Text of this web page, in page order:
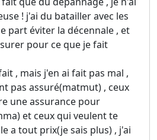
! j'ai du batailler avec les
part éviter la décennale , et
pour ce que je fait
, mais j'en ai fait pas mal ,
pas assuré(matmut) , ceux
une assurance pour
et ceux qui veulent te
a tout prix(je sais plus) , j'ai